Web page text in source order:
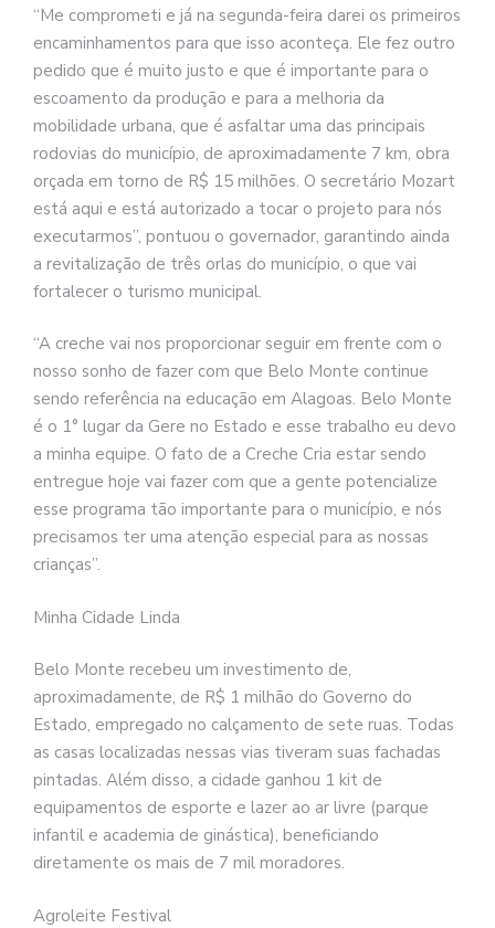
“Me comprometi e já na segunda-feira darei os primeiros
encaminhamentos para que isso aconteça. Ele fez outro
pedido que é muito justo e que é importante para o
escoamento da produção e para a melhoria da
mobilidade urbana, que é asfaltar uma das principais
rodovias do município, de aproximadamente 7 km, obra
orçada em torno de R$ 15 milhões. O secretário Mozart
está aqui e está autorizado a tocar o projeto para nós
executarmos”, pontuou o governador, garantindo ainda
a revitalização de três orlas do município, o que vai
fortalecer o turismo municipal.
“A creche vai nos proporcionar seguir em frente com o
nosso sonho de fazer com que Belo Monte continue
sendo referência na educação em Alagoas. Belo Monte
é o 1° lugar da Gere no Estado e esse trabalho eu devo
a minha equipe. O fato de a Creche Cria estar sendo
entregue hoje vai fazer com que a gente potencialize
esse programa tão importante para o município, e nós
precisamos ter uma atenção especial para as nossas
crianças”.
Minha Cidade Linda
Belo Monte recebeu um investimento de,
aproximadamente, de R$ 1 milhão do Governo do
Estado, empregado no calçamento de sete ruas. Todas
as casas localizadas nessas vias tiveram suas fachadas
pintadas. Além disso, a cidade ganhou 1 kit de
equipamentos de esporte e lazer ao ar livre (parque
infantil e academia de ginástica), beneficiando
diretamente os mais de 7 mil moradores.
Agroleite Festival